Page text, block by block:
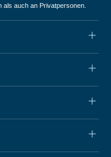
auch an Privatpersonen.